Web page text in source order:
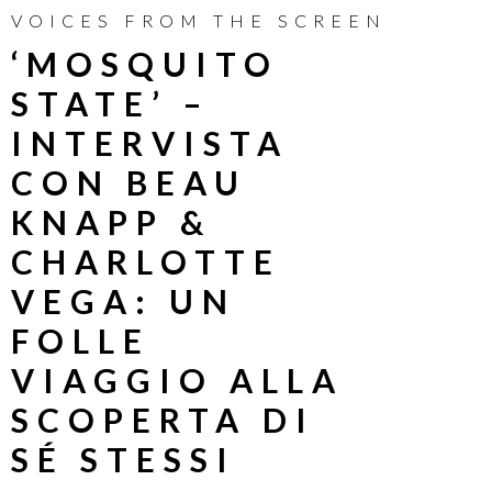
VOICES FROM THE SCREEN
‘MOSQUITO
STATE’ –
INTERVISTA
CON BEAU
KNAPP &
CHARLOTTE
VEGA: UN
FOLLE
VIAGGIO ALLA
SCOPERTA DI
SÉ STESSI